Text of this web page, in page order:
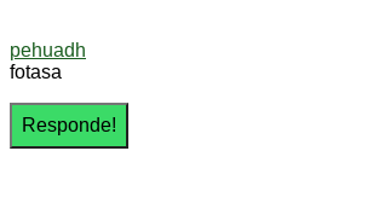
pehuadh
fotasa